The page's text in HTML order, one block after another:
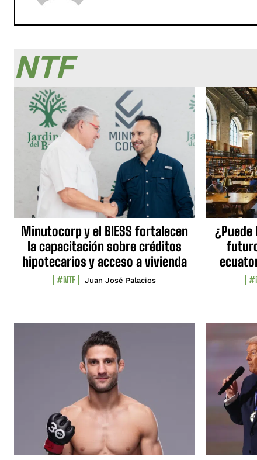
NTF
Minutocorp y el BIESS fortalecen
la capacitación sobre créditos
hipotecarios y acceso a vivienda
#NTF Juan José Palacios
¿Puede